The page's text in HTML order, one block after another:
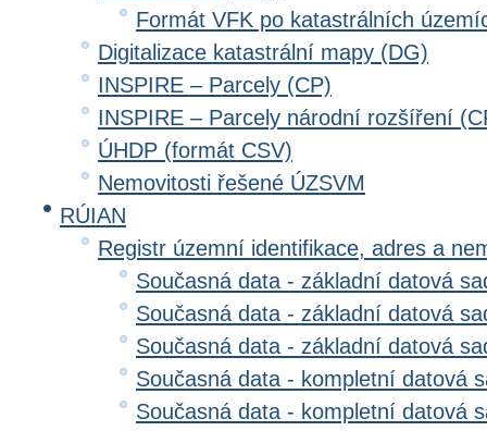
Formát VFK po katastrálních
Digitalizace katastrální mapy (DG)
INSPIRE – Parcely (CP)
INSPIRE – Parcely národní rozšíření
ÚHDP (formát CSV)
Nemovitosti řešené ÚZSVM
RÚIAN
Registr územní identifikace, adres a
Současná data - základní datová
Současná data - základní datová
Současná data - základní datová
Současná data - kompletní datová
Současná data - kompletní datová